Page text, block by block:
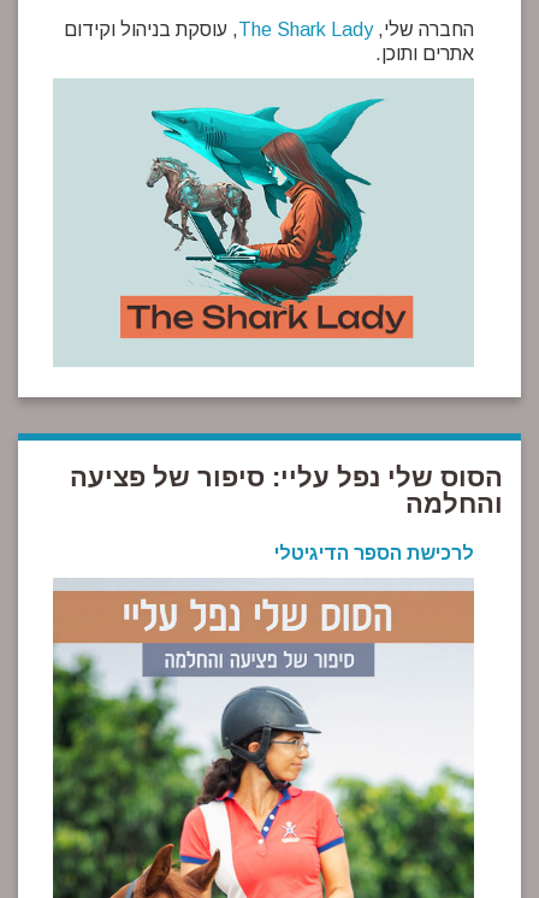
החברה שלי,The Shark Lady, עוסקת בניהול וקידום
אתרים ותוכן.
הסוס שלי נפל עליי: סיפור של פציעה
והחלמה
לרכישת הספר הדיגיטלי